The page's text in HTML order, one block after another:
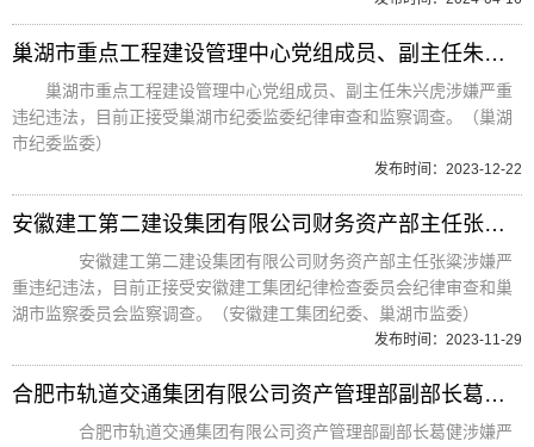
巢湖市重点工程建设管理中心党组成员、副主任朱兴虎接受纪律审查和监察调查
巢湖市重点工程建设管理中心党组成员、副主任朱兴虎涉嫌严重
违纪违法，目前正接受巢湖市纪委监委纪律审查和监察调查。（巢湖
市纪委监委）
发布时间：2023-12-22
安徽建工第二建设集团有限公司财务资产部主任张粱接受纪律审查和监察调查
安徽建工第二建设集团有限公司财务资产部主任张粱涉嫌严
重违纪违法，目前正接受安徽建工集团纪律检查委员会纪律审查和巢
湖市监察委员会监察调查。（安徽建工集团纪委、巢湖市监委）
发布时间：2023-11-29
合肥市轨道交通集团有限公司资产管理部副部长葛健接受纪律审查和监察调查
合肥市轨道交通集团有限公司资产管理部副部长葛健涉嫌严